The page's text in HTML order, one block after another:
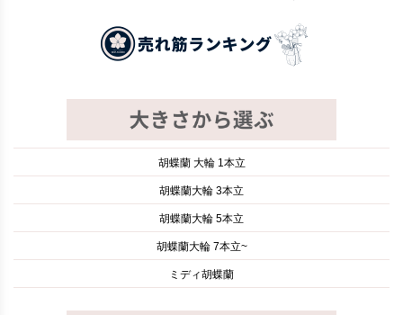
胡蝶蘭 大輪 1本立
胡蝶蘭大輪 3本立
胡蝶蘭大輪 5本立
胡蝶蘭大輪 7本立~
ミディ胡蝶蘭